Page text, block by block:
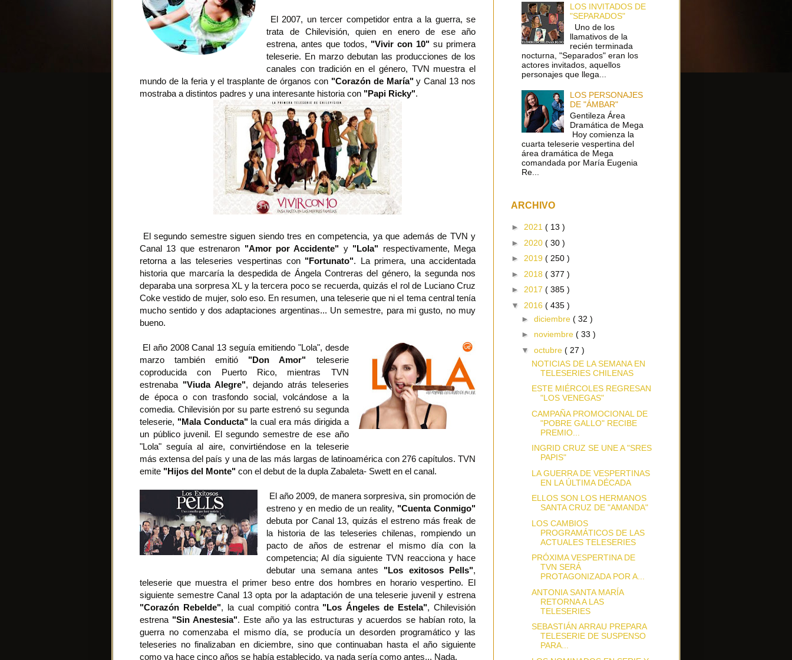
El 2007, un tercer competidor entra a la guerra, se
trata de Chilevisión, quien en enero de ese año
estrena, antes que todos, "Vivir con 10" su primera
teleserie. En marzo debutan las producciones de los
canales con tradición en el género, TVN muestra el
mundo de la feria y el trasplante de órganos con"Corazón de María" y Canal 13 nos
mostraba a distintos padres y una interesante historia con "Papi Ricky".
El segundo semestre siguen siendo tres en competencia, ya que además de TVN y
Canal 13 que estrenaron "Amor por Accidente" y "Lola" respectivamente, Mega
retorna a las teleseries vespertinas con "Fortunato". La primera, una accidentada
historia que marcaría la despedida de Ángela Contreras del género, la segunda nos
deparaba una sorpresa XL y la tercera poco se recuerda, quizás el rol de Luciano Cruz
Coke vestido de mujer, solo eso. En resumen, una teleserie que ni el tema central tenía
mucho sentido y dos adaptaciones argentinas... Un semestre, para mi gusto, no muy
bueno.
El año 2008 Canal 13 seguía emitiendo "Lola", desde
marzo también emitió "Don Amor" teleserie
coproducida con Puerto Rico, mientras TVN
estrenaba "Viuda Alegre", dejando atrás teleseries
de época o con trasfondo social, volcándose a la
comedia. Chilevisión por su parte estrenó su segunda
teleserie, "Mala Conducta" la cual era más dirigida a
un público juvenil. El segundo semestre de ese año
"Lola" seguía al aire, convirtiéndose en la teleserie
más extensa del país y una de las más largas de latinoamérica con 276 capítulos. TVN
emite "Hijos del Monte" con el debut de la dupla Zabaleta- Swett en el canal.
El año 2009, de manera sorpresiva, sin promoción de
estreno y en medio de un reality, "Cuenta Conmigo"
debuta por Canal 13, quizás el estreno más freak de
la historia de las teleseries chilenas, rompiendo un
pacto de años de estrenar el mismo día con la
competencia; Al día siguiente TVN reacciona y hace
debutar una semana antes "Los exitosos Pells",
teleserie que muestra el primer beso entre dos hombres en horario vespertino. El
siguiente semestre Canal 13 opta por la adaptación de una teleserie juvenil y estrena
"Corazón Rebelde", la cual compitió contra "Los Ángeles de Estela", Chilevisión
estrena "Sin Anestesia". Este año ya las estructuras y acuerdos se habían roto, la
guerra no comenzaba el mismo día, se producía un desorden programático y las
teleseries no finalizaban en diciembre, sino que continuaban hasta el año siguiente
como ya hace cinco años se había establecido, ya nada sería como antes... Nada.
LOS INVITADOS DE
"SEPARADOS"
Uno de los
llamativos de la
recién terminada
nocturna, "Separados" eran los
actores invitados, aquellos
personajes que llega...
LOS PERSONAJES
DE "ÁMBAR"
Gentileza Área
Dramática de Mega
Hoy comienza la
cuarta teleserie vespertina del
área dramática de Mega
comandada por María Eugenia
Re...
ARCHIVO
► 2021 ( 13 )
► 2020 ( 30 )
► 2019 ( 250 )
► 2018 ( 377 )
► 2017 ( 385 )
▼ 2016 ( 435 )
► diciembre ( 32 )
► noviembre ( 33 )
▼ octubre ( 27 )
NOTICIAS DE LA SEMANA EN
TELESERIES CHILENAS
ESTE MIÉRCOLES REGRESAN
"LOS VENEGAS"
CAMPAÑA PROMOCIONAL DE
"POBRE GALLO" RECIBE
PREMIO...
INGRID CRUZ SE UNE A "SRES
PAPIS"
LA GUERRA DE VESPERTINAS
EN LA ÚLTIMA DÉCADA
ELLOS SON LOS HERMANOS
SANTA CRUZ DE "AMANDA"
LOS CAMBIOS
PROGRAMÁTICOS DE LAS
ACTUALES TELESERIES
PRÓXIMA VESPERTINA DE
TVN SERÁ
PROTAGONIZADA POR A...
ANTONIA SANTA MARÍA
RETORNA A LAS
TELESERIES
SEBASTIÁN ARRAU PREPARA
TELESERIE DE SUSPENSO
PARA...